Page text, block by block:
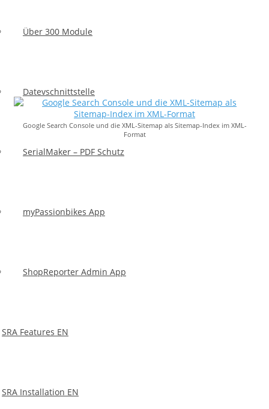
Über 300 Module
Datevschnittstelle
SerialMaker – PDF Schutz
myPassionbikes App
ShopReporter Admin App
SRA Features EN
SRA Installation EN
Google Search Console und die XML-Sitemap als Sitemap-Index im XML-
Format
Eine weitere berechtigte Frage wäre, ob Sie überhaupt